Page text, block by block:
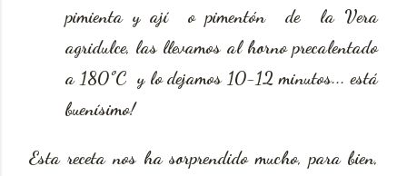
pimienta y ají o pimentón de la Vera
agridulce, las llevamos al horno precalentado
a 180ºC y lo dejamos 10-12 minutos... está
buenísimo!
Esta receta nos ha sorprendido mucho, para bien,